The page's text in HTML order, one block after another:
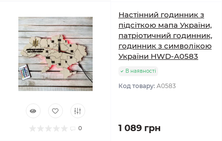
0
Настінний годинник з
підсіткою мапа України,
патріотичний годинник,
годинник з символікою
України HWD-A0583
В наявності
Код товару: A0583
1 089 грн